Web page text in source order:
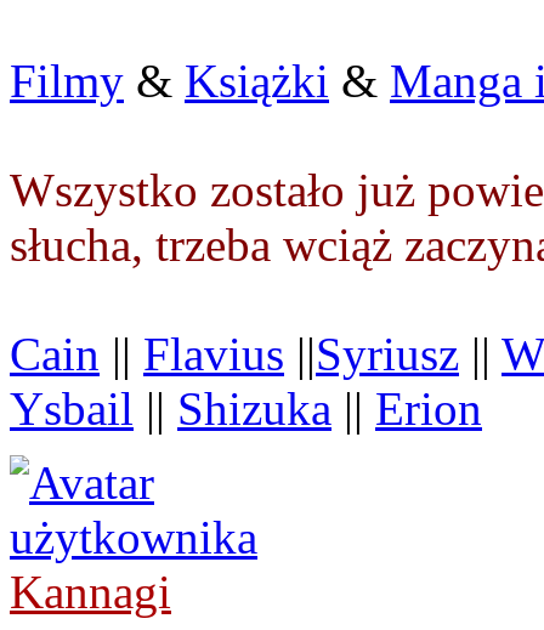
Filmy & Książki & Manga
Wszystko zostało już
słucha, trzeba wciąż
Cain || Flavius ||Syriusz ||
Ysbail || Shizuka || Erion
Kannagi